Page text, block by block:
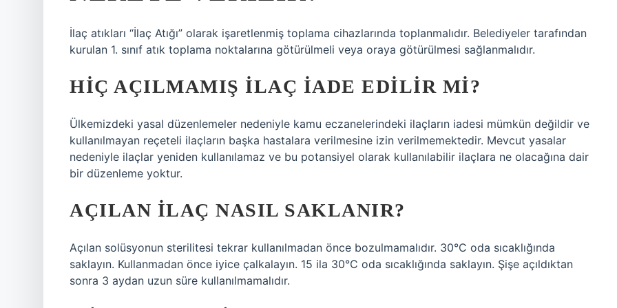
İlaç atıkları “İlaç Atığı” olarak işaretlenmiş toplama cihazlarında toplanmalıdır. Belediyeler tarafından
kurulan 1. sınıf atık toplama noktalarına götürülmeli veya oraya götürülmesi sağlanmalıdır.
HIÇ AÇILMAMIŞ ILAÇ IADE EDILIR MI?
Ülkemizdeki yasal düzenlemeler nedeniyle kamu eczanelerindeki ilaçların iadesi mümkün değildir ve
kullanılmayan reçeteli ilaçların başka hastalara verilmesine izin verilmemektedir. Mevcut yasalar
nedeniyle ilaçlar yeniden kullanılamaz ve bu potansiyel olarak kullanılabilir ilaçlara ne olacağına dair
bir düzenleme yoktur.
AÇILAN ILAÇ NASIL SAKLANIR?
Açılan solüsyonun sterilitesi tekrar kullanılmadan önce bozulmamalıdır. 30°C oda sıcaklığında
saklayın. Kullanmadan önce iyice çalkalayın. 15 ila 30°C oda sıcaklığında saklayın. Şişe açıldıktan
sonra 3 aydan uzun süre kullanılmamalıdır.